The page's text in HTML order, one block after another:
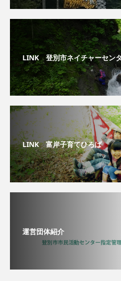
LINK 登別市ネイチャーセン
LINK 富岸子育てひろば
運営団体紹介